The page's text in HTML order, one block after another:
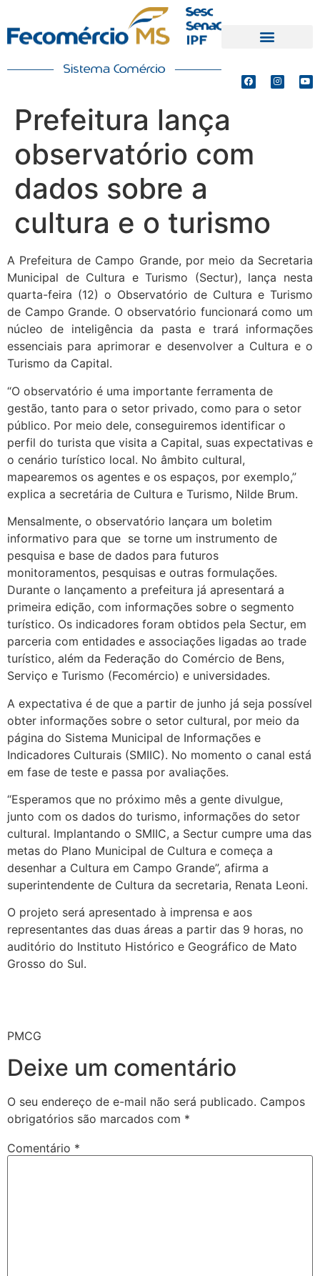
Prefeitura lança
observatório com
dados sobre a
cultura e o turismo
A Prefeitura de Campo Grande, por meio da Secretaria
Municipal de Cultura e Turismo (Sectur), lança nesta
quarta-feira (12) o Observatório de Cultura e Turismo
de Campo Grande. O observatório funcionará como um
núcleo de inteligência da pasta e trará informações
essenciais para aprimorar e desenvolver a Cultura e o
Turismo da Capital.
“O observatório é uma importante ferramenta de
gestão, tanto para o setor privado, como para o setor
público. Por meio dele, conseguiremos identificar o
perfil do turista que visita a Capital, suas expectativas e
o cenário turístico local. No âmbito cultural,
mapearemos os agentes e os espaços, por exemplo,”
explica a secretária de Cultura e Turismo, Nilde Brum.
Mensalmente, o observatório lançara um boletim
informativo para que se torne um instrumento de
pesquisa e base de dados para futuros
monitoramentos, pesquisas e outras formulações.
Durante o lançamento a prefeitura já apresentará a
primeira edição, com informações sobre o segmento
turístico. Os indicadores foram obtidos pela Sectur, em
parceria com entidades e associações ligadas ao trade
turístico, além da Federação do Comércio de Bens,
Serviço e Turismo (Fecomércio) e universidades.
A expectativa é de que a partir de junho já seja possível
obter informações sobre o setor cultural, por meio da
página do Sistema Municipal de Informações e
Indicadores Culturais (SMIIC). No momento o canal está
em fase de teste e passa por avaliações.
“Esperamos que no próximo mês a gente divulgue,
junto com os dados do turismo, informações do setor
cultural. Implantando o SMIIC, a Sectur cumpre uma das
metas do Plano Municipal de Cultura e começa a
desenhar a Cultura em Campo Grande”, afirma a
superintendente de Cultura da secretaria, Renata Leoni.
O projeto será apresentado à imprensa e aos
representantes das duas áreas a partir das 9 horas, no
auditório do Instituto Histórico e Geográfico de Mato
Grosso do Sul.
PMCG
Deixe um comentário
O seu endereço de e-mail não será publicado. Campos
obrigatórios são marcados com *
Comentário *